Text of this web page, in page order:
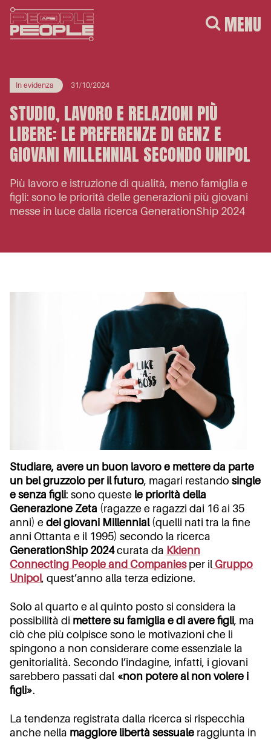
MENU
In evidenza 31/10/2024
STUDIO, LAVORO E RELAZIONI PIÙ
LIBERE: LE PREFERENZE DI GENZ E
GIOVANI MILLENNIAL SECONDO UNIPOL
Più lavoro e istruzione di qualità, meno famiglia e
figli: sono le priorità delle generazioni più giovani
messe in luce dalla ricerca GenerationShip 2024
Studiare, avere un buon lavoro e mettere da parte
un bel gruzzolo per il futuro, magari restando single
e senza figli: sono queste le priorità della
Generazione Zeta (ragazze e ragazzi dai 16 ai 35
anni) e dei giovani Millennial (quelli nati tra la fine
anni Ottanta e il 1995) secondo la ricerca
GenerationShip 2024curata da Kkienn
Connecting People and Companies per il Gruppo
Unipol, quest’anno alla terza edizione.
Solo al quarto e al quinto posto si considera la
possibilità di mettere su famiglia e di avere figli, ma
ciò che più colpisce sono le motivazioni che li
spingono a non considerare come essenziale la
genitorialità. Secondo l’indagine, infatti, i giovani
sarebbero passati dal «non potere al non volere i
figli».
La tendenza registrata dalla ricerca si rispecchia
anche nella maggiore libertà sessuale raggiunta in